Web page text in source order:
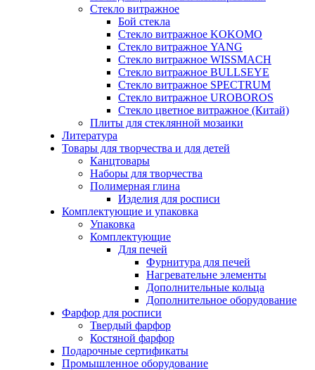
Стекло витражное
Бой стекла
Стекло витражное KOKOMO
Стекло витражное YANG
Стекло витражное WISSMACH
Стекло витражное BULLSEYE
Стекло витражное SPECTRUM
Стекло витражное UROBOROS
Стекло цветное витражное (Китай)
Плиты для стеклянной мозаики
Литература
Товары для творчества и для детей
Канцтовары
Наборы для творчества
Полимерная глина
Изделия для росписи
Комплектующие и упаковка
Упаковка
Комплектующие
Для печей
Фурнитура для печей
Нагревательне элементы
Дополнительные кольца
Дополнительное оборудование
Фарфор для росписи
Твердый фарфор
Костяной фарфор
Подарочные сертификаты
Промышленное оборудование